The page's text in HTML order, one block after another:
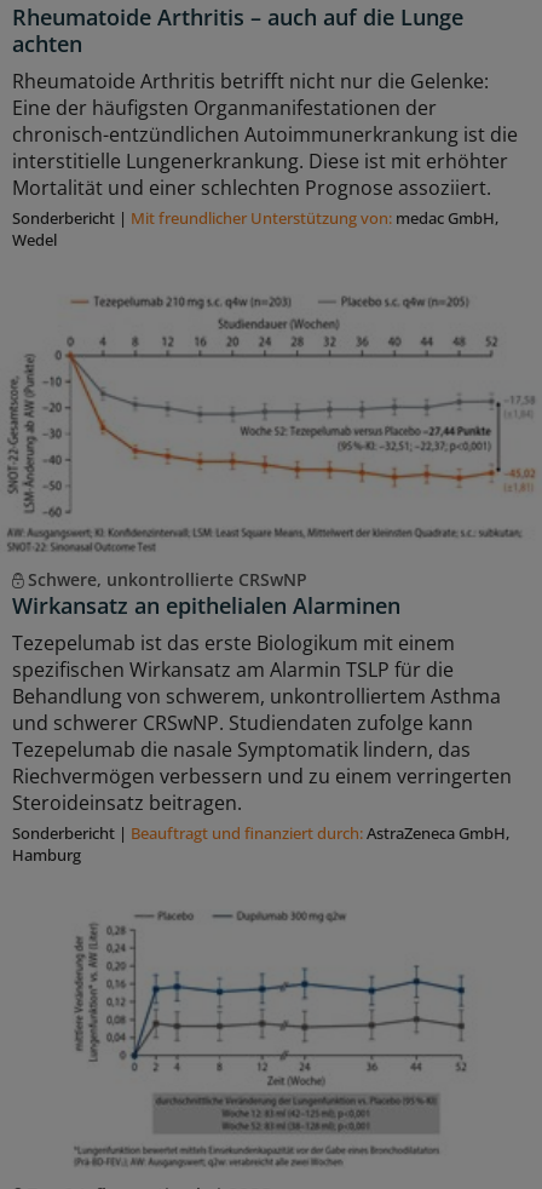
Rheumatoide Arthritis – auch auf die Lunge
achten
Rheumatoide Arthritis betrifft nicht nur die Gelenke:
Eine der häufigsten Organmanifestationen der
chronisch-entzündlichen Autoimmunerkrankung ist die
interstitielle Lungenerkrankung. Diese ist mit erhöhter
Mortalität und einer schlechten Prognose assoziiert.
Sonderbericht | Mit freundlicher Unterstützung von: medac GmbH,
Wedel
Schwere, unkontrollierte CRSwNP
Wirkansatz an epithelialen Alarminen
Tezepelumab ist das erste Biologikum mit einem
spezifischen Wirkansatz am Alarmin TSLP für die
Behandlung von schwerem, unkontrolliertem Asthma
und schwerer CRSwNP. Studiendaten zufolge kann
Tezepelumab die nasale Symptomatik lindern, das
Riechvermögen verbessern und zu einem verringerten
Steroideinsatz beitragen.
Sonderbericht | Beauftragt und ﬁnanziert durch:AstraZeneca GmbH,
Hamburg